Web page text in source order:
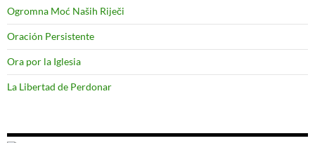
Ogromna Moć Naših Riječi
Oración Persistente
Ora por la Iglesia
La Libertad de Perdonar